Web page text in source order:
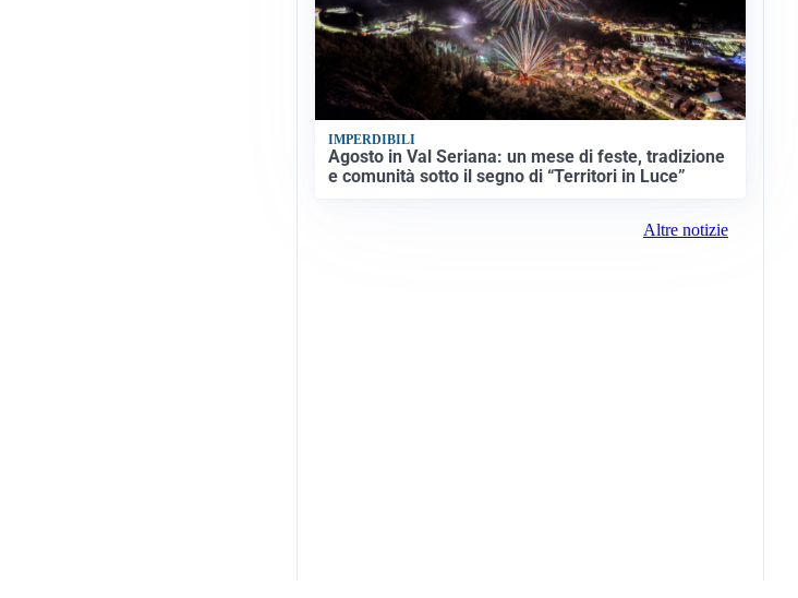
IMPERDIBILI
Agosto in Val Seriana: un mese di feste, tradizione
e comunità sotto il segno di “Territori in Luce”
Altre notizie